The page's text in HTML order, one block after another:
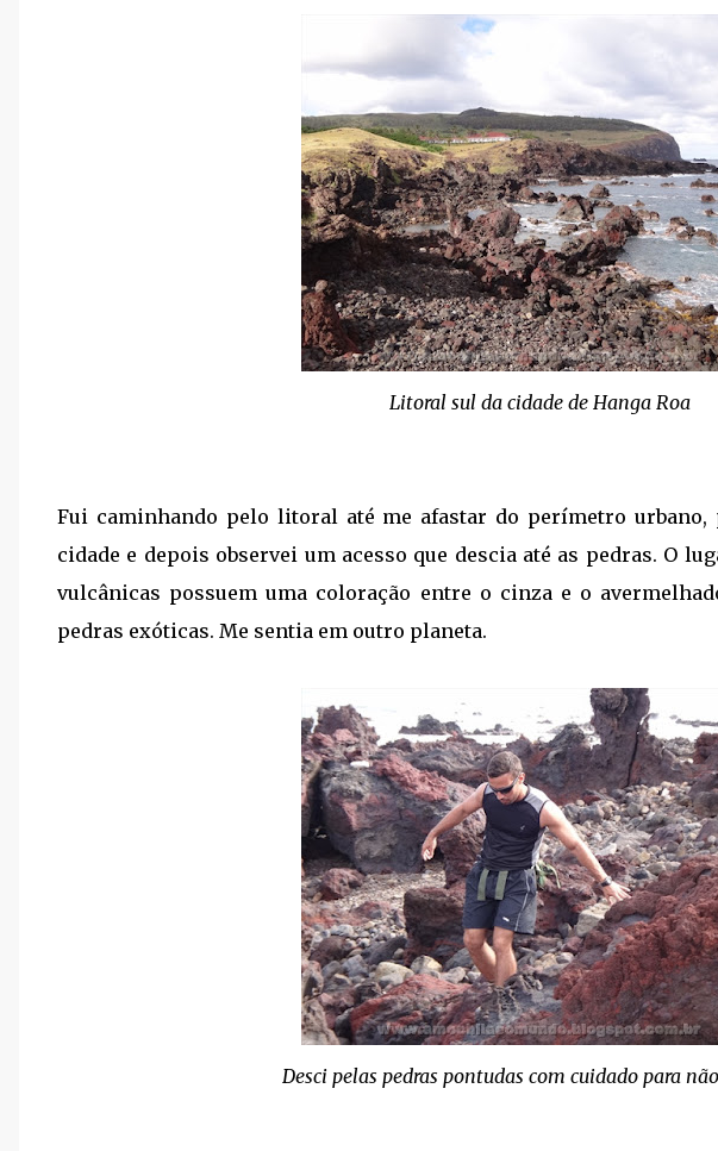
Litoral sul da cidade de Hanga Roa
Fui caminhando pelo litoral até me afastar do perímetro
cidade e depois observei um acesso que descia até as pedras. O
vulcânicas possuem uma coloração entre o cinza e o
pedras exóticas. Me sentia em outro planeta.
Desci pelas pedras pontudas com cuidado para